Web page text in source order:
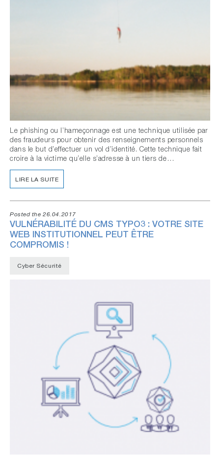
Le phishing ou l’hameçonnage est une technique utilisée par
des fraudeurs pour obtenir des renseignements personnels
dans le but d’effectuer un vol d’identité. Cette technique fait
croire à la victime qu’elle s’adresse à un tiers de…
LIRE LA SUITE
Posted the 26.04.2017
VULNÉRABILITÉ DU CMS TYPO3 : VOTRE SITE
WEB INSTITUTIONNEL PEUT ÊTRE
COMPROMIS !
Cyber Sécurité